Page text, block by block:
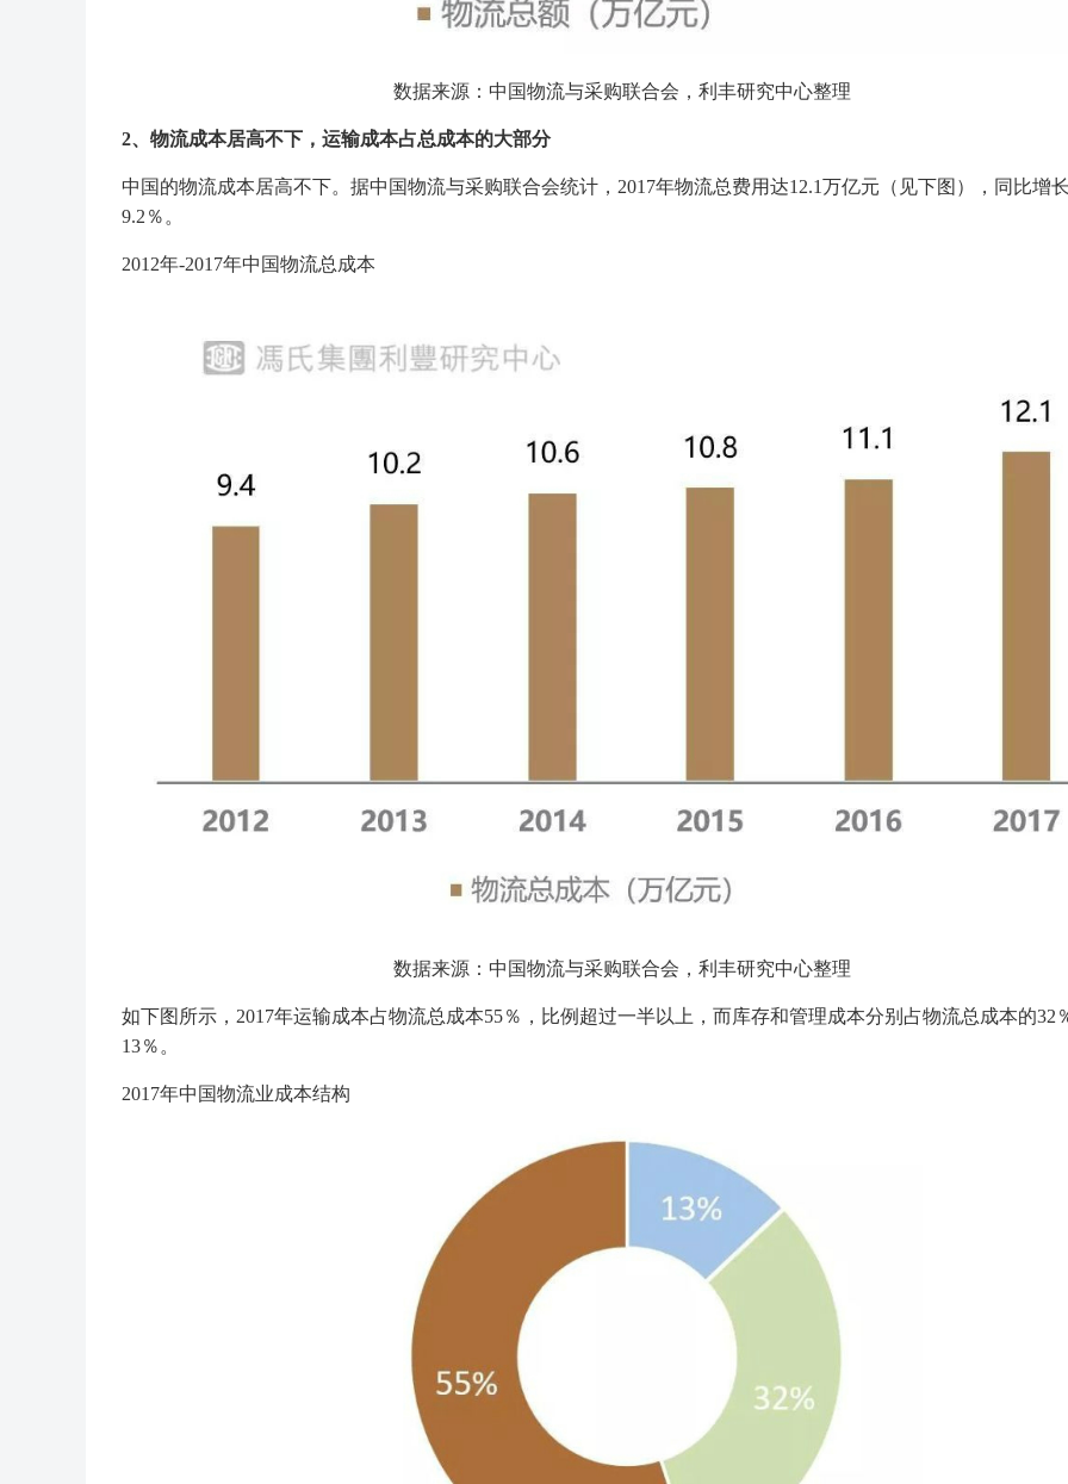
数据来源：中国物流与采购联合会，利丰研究中心整理
2、物流成本居高不下，运输成本占总成本的大部分
中国的物流成本居高不下。据中国物流与采购联合会统计，2017年物流总费用达12.1万亿元（见下图），同比增
9.2％。
2012年-2017年中国物流总成本
数据来源：中国物流与采购联合会，利丰研究中心整理
如下图所示，2017年运输成本占物流总成本55％，比例超过一半以上，而库存和管理成本分别占物流总成本的32
13％。
2017年中国物流业成本结构